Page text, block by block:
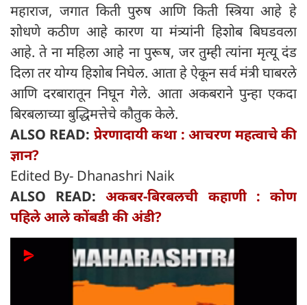
महाराज, जगात किती पुरुष आणि किती स्त्रिया आहे हे
शोधणे कठीण आहे कारण या मंत्र्यांनी हिशोब बिघडवला
आहे. ते ना महिला आहे ना पुरूष, जर तुम्ही त्यांना मृत्यू दंड
दिला तर योग्य हिशोब निघेल. आता हे ऐकून सर्व मंत्री घाबरले
आणि दरबारातून निघून गेले. आता अकबराने पुन्हा एकदा
बिरबलाच्या बुद्धिमत्तेचे कौतुक केले.
ALSO READ: प्रेरणादायी कथा : आचरण महत्वाचे की
ज्ञान?
Edited By- Dhanashri Naik
ALSO READ:अकबर-बिरबलची कहाणी : कोण
पहिले आले कोंबडी की अंडी?